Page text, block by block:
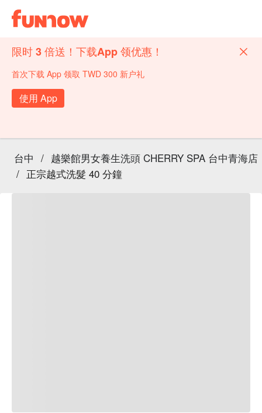
限时 3 倍送！下载App 领优惠！
首次下载 App 领取 TWD 300 新户礼
使用 App
台中 / 越樂館男女養生洗頭 CHERRY SPA 台中青海店
/ 正宗越式洗髮 40 分鐘